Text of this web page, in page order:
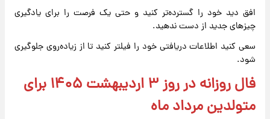
افق دید خود را گسترده‌تر کنید و حتی یک فرصت را برای یادگیری
چیزهای جدید از دست ندهید.
سعی کنید اطلاعات دریافتی خود را فیلتر کنید تا از زیاده‌روی جلوگیری
شود.
فال روزانه در روز ۳ اردیبهشت ۱۴۰۵ برای
متولدین مرداد ماه